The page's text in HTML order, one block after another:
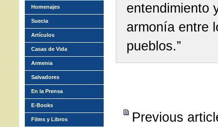
entendimiento
armonía entre
pueblos.”
Previous
Homenajes
Suecia
Artículos
Casas de Vida
Armenia
Salvadores
En la Prensa
E-Books
Films y Libros